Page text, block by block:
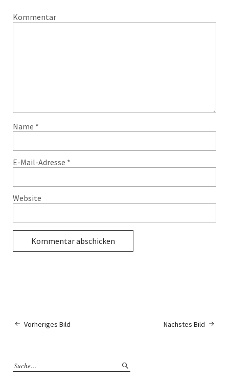
Kommentar
Name *
E-Mail-Adresse *
Website
Nächstes Bild
Vorheriges Bild